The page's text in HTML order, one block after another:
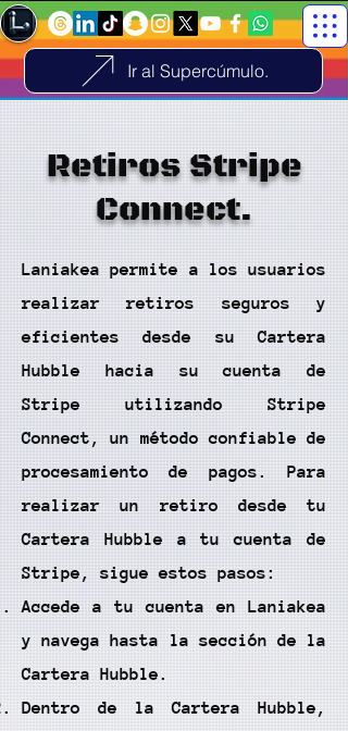
Ir al Supercúmulo.
Retiros Stripe
Connect.
Laniakea permite a los usuarios
realizar retiros seguros y
eficientes desde su Cartera
Hubble hacia su cuenta de
Stripe utilizando Stripe
Connect, un método confiable de
procesamiento de pagos. Para
realizar un retiro desde tu
Cartera Hubble a tu cuenta de
Stripe, sigue estos pasos:
Accede a tu cuenta en Laniakea
y navega hasta la sección de la
Cartera Hubble.
Dentro de la Cartera Hubble,